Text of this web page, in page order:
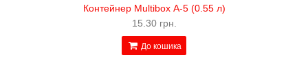
Контейнер Multibox А-5 (0.55 л)
15.30 грн.
До кошика